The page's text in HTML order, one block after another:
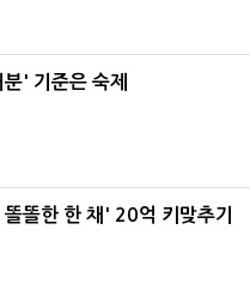
' 기준은 숙제
똘한 한 채' 20억 키맞추기